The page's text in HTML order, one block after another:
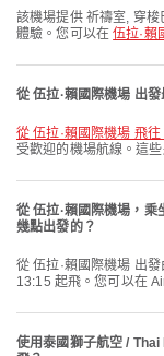
該機場提供 祈禱室, 穿梭巴士, 機場飯店 及多種其他便利設施，提升您的出行
體驗。您可以在伍拉·賴
從 伍拉·賴國際機場 出
從 伍拉·賴國際機場 飛
受歡迎的機場航線。這
從 伍拉·賴國際機場，
幾點出發的？
從 伍拉·賴國際機場 出發由 泰國獅子航空 / Thai Lion Air 執飛的最早航班於
13:15 起飛。您可以在
使用泰國獅子航空 /